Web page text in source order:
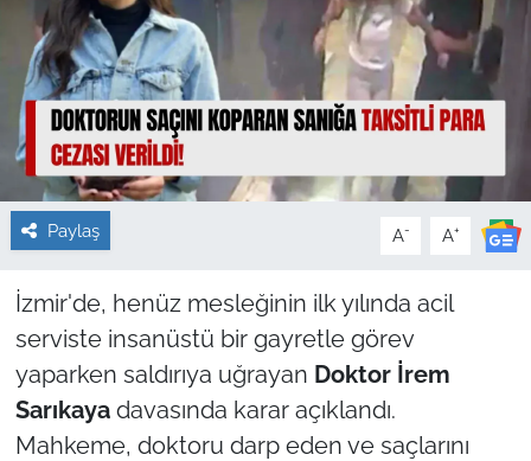
Paylaş A- A+
İzmir'de, henüz mesleğinin ilk yılında acil
serviste insanüstü bir gayretle görev
yaparken saldırıya uğrayan Doktor İrem
Sarıkayadavasında karar açıklandı.
Mahkeme, doktoru darp eden ve saçlarını